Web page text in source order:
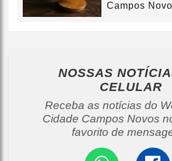
Campos
NOSSAS
CELULAR
Receba as notícias do
Cidade Campos Novos
favorito de